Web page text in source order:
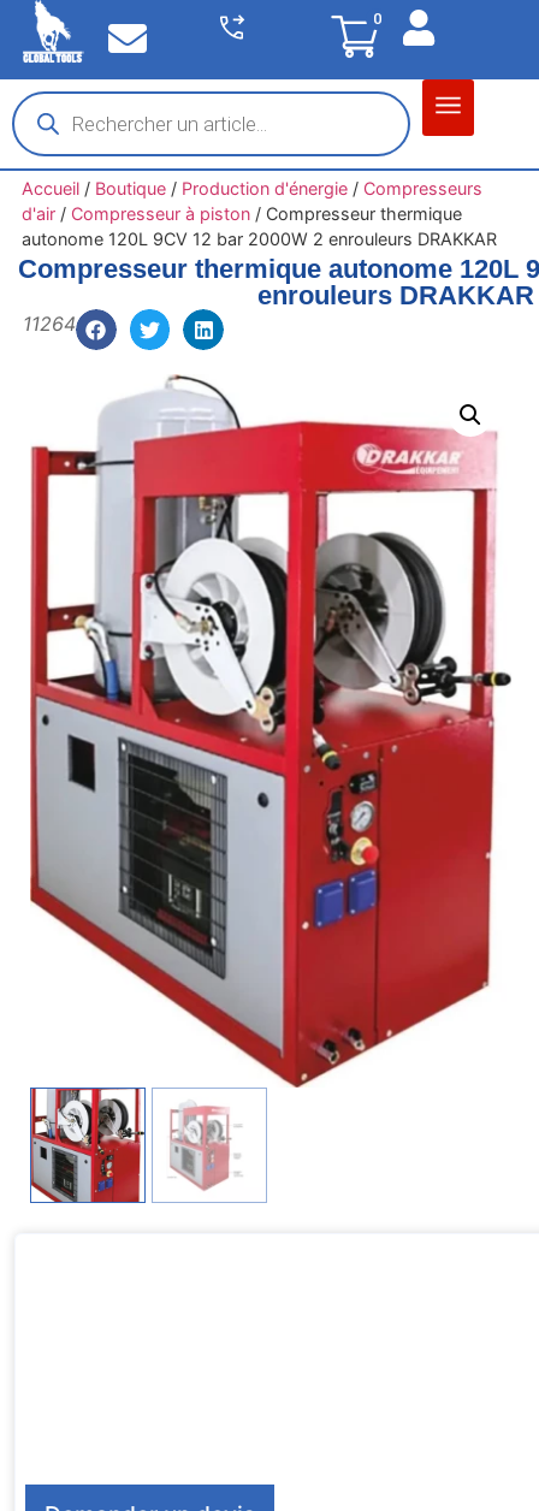
0
Accueil/ Boutique/ Production d'énergie/ Compresseurs
d'air/ Compresseur à piston/ Compresseur thermique
autonome 120L 9CV 12 bar 2000W 2 enrouleurs DRAKKAR
Compresseur thermique autonome 120L
enrouleurs DRAKKAR
11264